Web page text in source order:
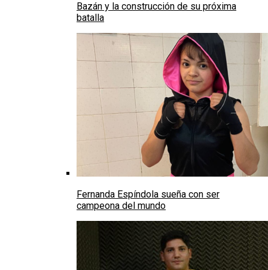
Bazán y la construcción de su próxima
batalla
Fernanda Espíndola sueña con ser
campeona del mundo